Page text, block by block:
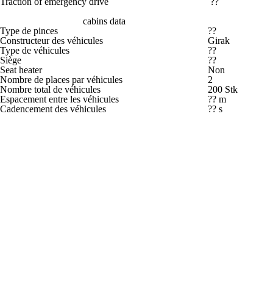
cabins data
Type de pinces
??
Constructeur des véhicules
Girak
Type de véhicules
??
Siège
??
Seat heater
Non
Nombre de places par véhicules
2
Nombre total de véhicules
200 Stk
Espacement entre les véhicules
?? m
Cadencement des véhicules
?? s